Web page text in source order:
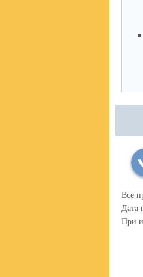
Все
Дата
При